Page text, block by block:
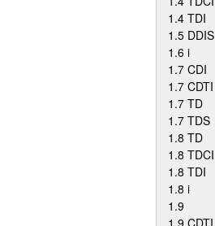
1.4 TDI
1.5 DDIS
1.6 i
1.7 CDI
1.7 CDTI
1.7 TD
1.7 TDS
1.8 TD
1.8 TDCI
1.8 TDI
1.8 i
1.9
1.9 CDTI